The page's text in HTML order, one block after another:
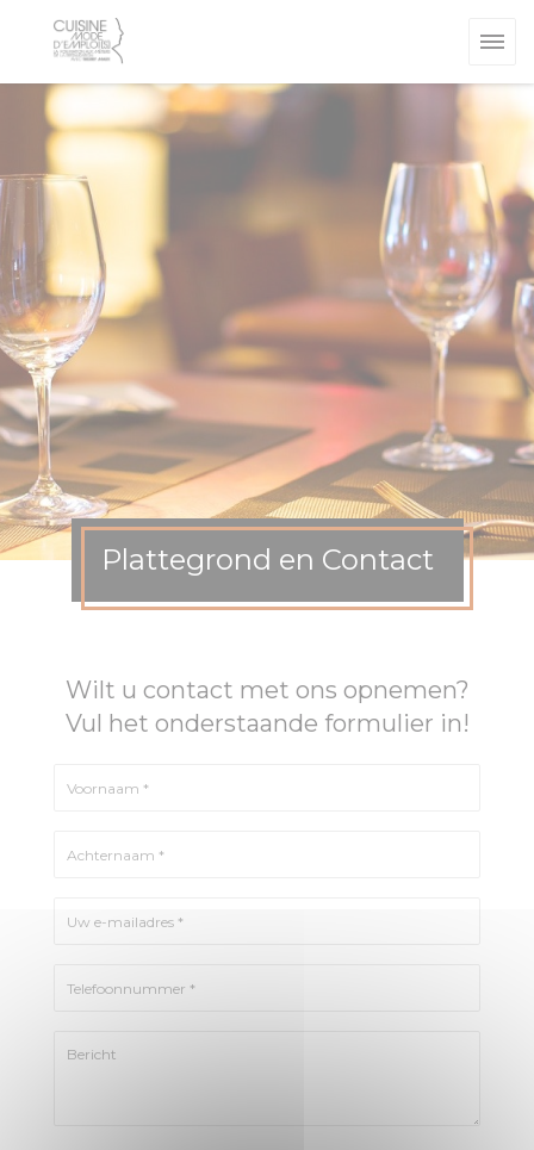
Plattegrond en Contact
Wilt u contact met ons opnemen?
Vul het onderstaande formulier in!